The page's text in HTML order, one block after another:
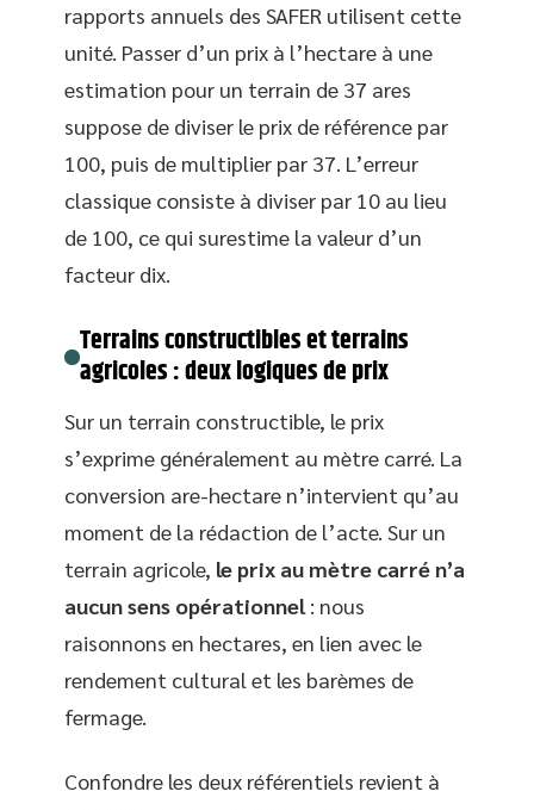
rapports annuels des SAFER utilisent cette
unité. Passer d’un prix à l’hectare à une
estimation pour un terrain de 37 ares
suppose de diviser le prix de référence par
100, puis de multiplier par 37. L’erreur
classique consiste à diviser par 10 au lieu
de 100, ce qui surestime la valeur d’un
facteur dix.
Terrains constructibles et terrains
agricoles : deux logiques de prix
Sur un terrain constructible, le prix
s’exprime généralement au mètre carré. La
conversion are-hectare n’intervient qu’au
moment de la rédaction de l’acte. Sur un
terrain agricole, le prix au mètre carré n’a
aucun sens opérationnel: nous
raisonnons en hectares, en lien avec le
rendement cultural et les barèmes de
fermage.
Confondre les deux référentiels revient à